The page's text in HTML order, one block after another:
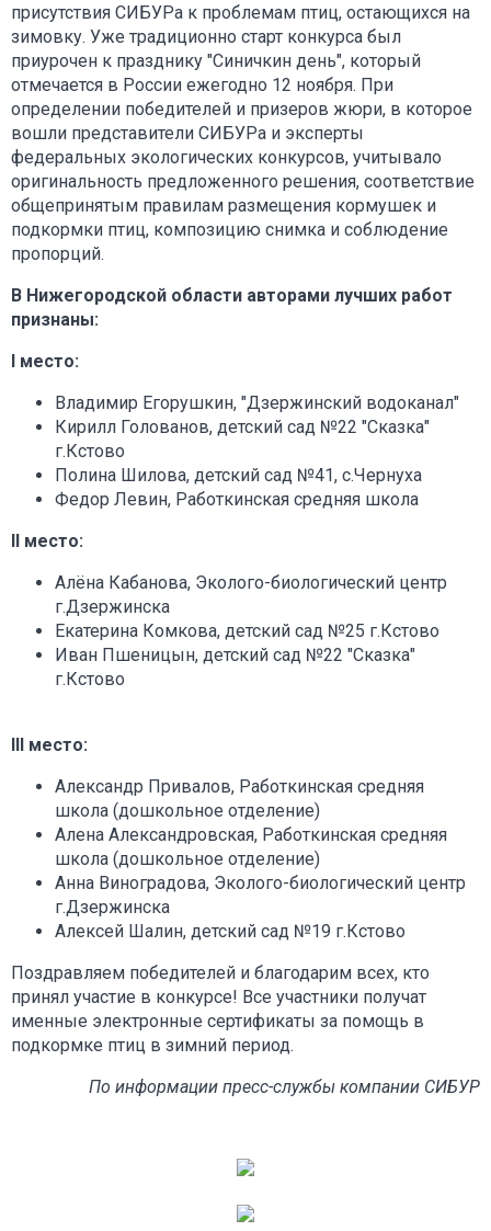
присутствия СИБУРа к проблемам птиц, остающихся на
зимовку. Уже традиционно старт конкурса был
приурочен к празднику "Синичкин день", который
отмечается в России ежегодно 12 ноября. При
определении победителей и призеров жюри, в которое
вошли представители СИБУРа и эксперты
федеральных экологических конкурсов, учитывало
оригинальность предложенного решения, соответствие
общепринятым правилам размещения кормушек и
подкормки птиц, композицию снимка и соблюдение
пропорций.
В Нижегородской области авторами лучших работ
признаны:
I место:
Владимир Егорушкин, "Дзержинский водоканал"
Кирилл Голованов, детский сад №22 "Сказка"
г.Кстово
Полина Шилова, детский сад №41, с.Чернуха
Федор Левин, Работкинская средняя школа
II место:
Алёна Кабанова, Эколого-биологический центр
г.Дзержинска
Екатерина Комкова, детский сад №25 г.Кстово
Иван Пшеницын, детский сад №22 "Сказка"
г.Кстово
III место:
Александр Привалов, Работкинская средняя
школа (дошкольное отделение)
Алена Александровская, Работкинская средняя
школа (дошкольное отделение)
Анна Виноградова, Эколого-биологический центр
г.Дзержинска
Алексей Шалин, детский сад №19 г.Кстово
Поздравляем победителей и благодарим всех, кто
принял участие в конкурсе! Все участники получат
именные электронные сертификаты за помощь в
подкормке птиц в зимний период.
По информации пресс-службы компании СИБУР